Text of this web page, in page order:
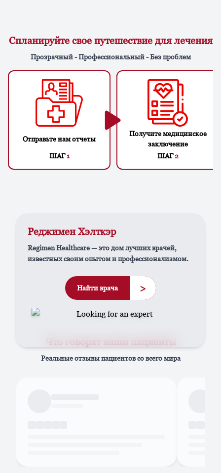
Спланируйте свое путешествие для лечения
Прозрачный - Профессиональный - Без проблем
Отправьте нам отчеты
ШАГ1
Получите медицинское
заключение
ШАГ2
Реджимен Хэлткэр
Regimen Healthcare — это дом лучших врачей,
известных своим опытом и профессионализмом.
Найти врача >
Что говорят наши пациенты
Реальные отзывы пациентов со всего мира